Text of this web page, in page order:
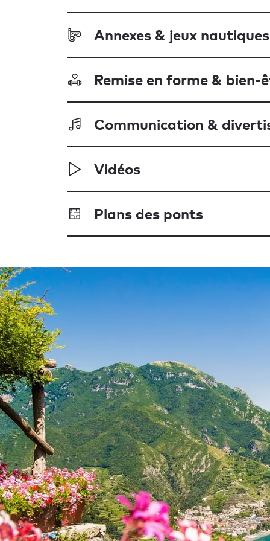
Annexes & jeux nautiques
Remise en forme & bien-
Communication &
Vidéos
Plans des ponts